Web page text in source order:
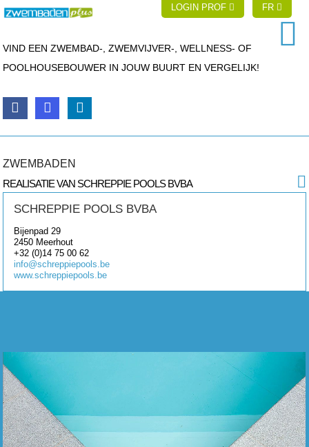
LOGIN PROF FR
VIND EEN ZWEMBAD-, ZWEMVIJVER-, WELLNESS- OF
POOLHOUSEBOUWER IN JOUW BUURT EN VERGELIJK!
ZWEMBADEN
REALISATIE VAN SCHREPPIE POOLS BVBA
SCHREPPIE POOLS BVBA
Bijenpad 29
2450 Meerhout
+32 (0)14 75 00 62
info@schreppiepools.be
www.schreppiepools.be